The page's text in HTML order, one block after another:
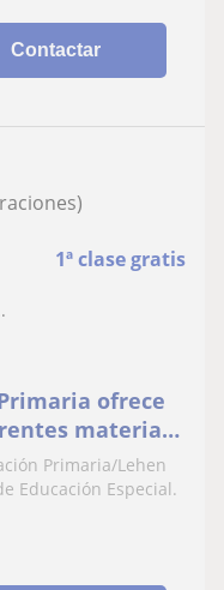
Contactar
1ª clase gratis
ofrece
materias
Primaria/Lehen
Educación Especial.